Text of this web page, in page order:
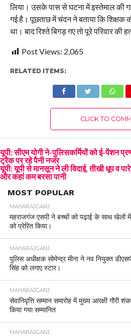
लिया। उसके पास से घटना में इस्तेमाल की
गई है। पूछताछ में चंदन ने बताया कि शिक्षक
था। बाद रिश्ते बिगड़ गए तो पूरे परिवार की
Post Views: 2,065
RELATED ITEMS:
CLICK TO
यूपी: सीएम योगी ने-पुलिसकर्मियों को ई-पेंशन
ट्रैक पर रहे पैनी नजर
यूपी: यूपी से मानसून ने ली विदाई, तीखी धूप व
और कहां कम बरसा पानी
MOST POPULAR
MAHARAJGANJ
महराजगंज एसपी ने बच्चों को पढ़ाई के साथ खेलों
को प्रेरित किया।
MAHARAJGANJ
पुलिस अधीक्षक सोमेन्द्र मीना ने नव नियुक्त
सिंह को लगाए स्टार।
MAHARAJGANJ
सेवानिवृत्ति सम्मान समारोह में मुख्य आरक्षी गौरी
किया गया सम्मानित
MAHARAJGANJ